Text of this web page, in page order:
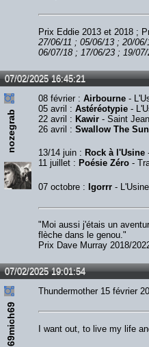
Prix Eddie 2013 et 2018 ;
27/06/11 ; 05/06/13 ; 20/
06/07/18 ; 17/06/23 ; 19/
07/02/2025 16:45:21
nozegrab
08 février : Airbourne -
05 avril : Astéréotypie -
22 avril : Kawir - Saint
26 avril : Swallow The Sun
13/14 juin : Rock à l'Usine
11 juillet : Poésie Zéro -
07 octobre : Igorrr -
"Moi aussi j'étais un
flèche dans le genou."
Prix Dave Murray 2018/
07/02/2025 19:01:54
69mich69
Thundermother 15 février
I want out, to live my life